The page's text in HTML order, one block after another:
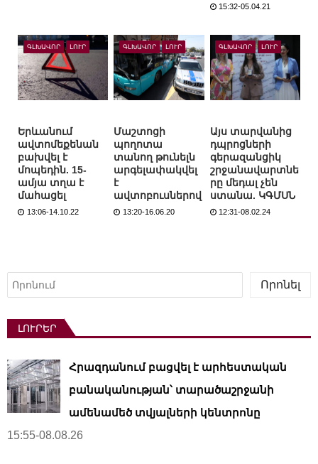
15:32-05.04.21
ԳԼԽԱՎՈՐ ԼՈՒՐ
Երևանում
ավտոմեքենան
բախվել է
մոպեդին. 15-
ամյա տղա է
մահացել
13:06-14.10.22
ԳԼԽԱՎՈՐ ԼՈՒՐ
Մաշտոցի
պողոտա
տանող թունելն
արգելափակվել
է
ավտոբուսներով
13:20-16.06.20
ԳԼԽԱՎՈՐ ԼՈՒՐ
Այս տարվանից
դպրոցների
գերազանցիկ
շրջանավարտնե
րը մեդալ չեն
ստանա. ԿԳՄՍՆ
12:31-08.02.24
Որոնել
Որոնել
ԼՈՒՐԵՐ
Հրազդանում բացվել է արհեստական ​​
բանականության՝ տարածաշրջանի
ամենամեծ տվյալների կենտրոնը
15:55-08.08.26